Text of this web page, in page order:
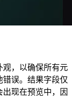
观，以确保所有元
误。结果字段仅
现在预览中，因